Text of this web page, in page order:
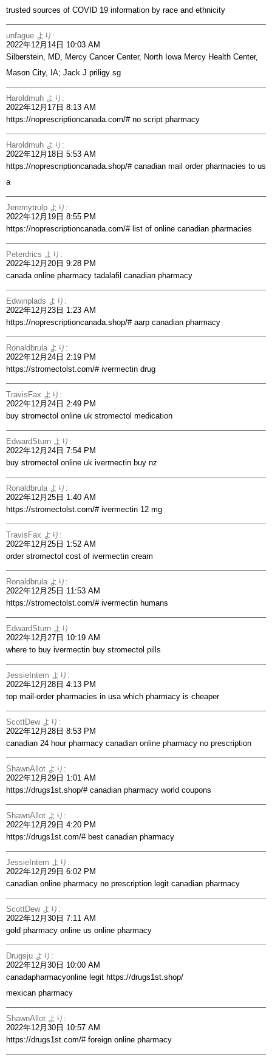
trusted sources of COVID 19 information by race and ethnicity
unfague より:
2022年12月14日 10:03 AM
Silberstein, MD, Mercy Cancer Center, North Iowa Mercy Health Center,
Mason City, IA; Jack J priligy sg
Haroldmuh より:
2022年12月17日 8:13 AM
https://noprescriptioncanada.com/#no script pharmacy
Haroldmuh より:
2022年12月18日 5:53 AM
https://noprescriptioncanada.shop/#canadian mail order pharmacies to us
a
Jeremytrulp より:
2022年12月19日 8:55 PM
https://noprescriptioncanada.com/#list of online canadian pharmacies
Peterdrics より:
2022年12月20日 9:28 PM
canada online pharmacy tadalafil canadian pharmacy
Edwinplads より:
2022年12月23日 1:23 AM
https://noprescriptioncanada.shop/#aarp canadian pharmacy
Ronaldbrula より:
2022年12月24日 2:19 PM
https://stromectolst.com/#ivermectin drug
TravisFax より:
2022年12月24日 2:49 PM
buy stromectol online uk stromectol medication
EdwardSturn より:
2022年12月24日 7:54 PM
buy stromectol online uk ivermectin buy nz
Ronaldbrula より:
2022年12月25日 1:40 AM
https://stromectolst.com/#ivermectin 12 mg
TravisFax より:
2022年12月25日 1:52 AM
order stromectol cost of ivermectin cream
Ronaldbrula より:
2022年12月25日 11:53 AM
https://stromectolst.com/#ivermectin humans
EdwardSturn より:
2022年12月27日 10:19 AM
where to buy ivermectin buy stromectol pills
JessieIntem より:
2022年12月28日 4:13 PM
top mail-order pharmacies in usawhich pharmacy is cheaper
ScottDew より:
2022年12月28日 8:53 PM
canadian 24 hour pharmacy canadian online pharmacy no prescription
ShawnAllot より:
2022年12月29日 1:01 AM
https://drugs1st.shop/#canadian pharmacy world coupons
ShawnAllot より:
2022年12月29日 4:20 PM
https://drugs1st.com/#best canadian pharmacy
JessieIntem より:
2022年12月29日 6:02 PM
canadian online pharmacy no prescription legit canadian pharmacy
ScottDew より:
2022年12月30日 7:11 AM
gold pharmacy online us online pharmacy
Drugsju より:
2022年12月30日 10:00 AM
canadapharmacyonline legit https://drugs1st.shop/
mexican pharmacy
ShawnAllot より:
2022年12月30日 10:57 AM
https://drugs1st.com/#foreign online pharmacy